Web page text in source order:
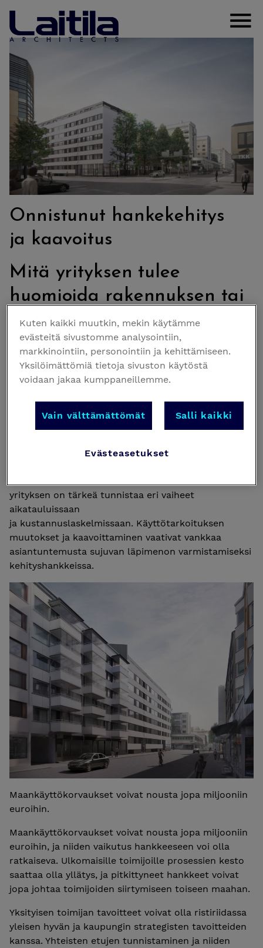
Onnistunut hankekehitys
ja kaavoitus
Mitä yrityksen tulee
huomioida rakennuksen tai
kiinteistön käyttötarkoitusta
tai sen muutosta
suunnitellessa?
Lataa tästä oppaamme
kehityshankkeissa.
yrityksen on tärkeä tunnistaa eri vaiheet
aikatauluissaan
ja kustannuslaskelmissaan. Käyttötarkoituksen
muutokset ja kaavoittaminen vaativat vankkaa
asiantuntemusta sujuvan läpimenon varmistamiseksi
kehityshankkeissa.
Maankäyttökorvaukset voivat nousta jopa miljooniin
euroihin.
Maankäyttökorvaukset voivat nousta jopa miljooniin
euroihin, ja niiden vaikutus hankkeeseen voi olla
ratkaiseva. Ulkomaisille toimijoille prosessien kesto
saattaa olla yllätys, ja pitkittyneet hankkeet voivat
jopa johtaa toimijoiden siirtymiseen toiseen maahan.
Yksityisen toimijan tavoitteet voivat olla ristiriidassa
yleisen hyvän ja kaupungin strategisten tavoitteiden
kanssa. Yhteisten etujen tunnistaminen ja niiden
Kuten kaikki muutkin, mekin käytämme
evästeitä sivustomme analysointiin,
markkinointiin, personointiin ja kehittämiseen.
Yksilöimättömiä tietoja sivuston käytöstä
voidaan jakaa kumppaneillemme.
Vain välttämättömät Salli kaikki
Evästeasetukset